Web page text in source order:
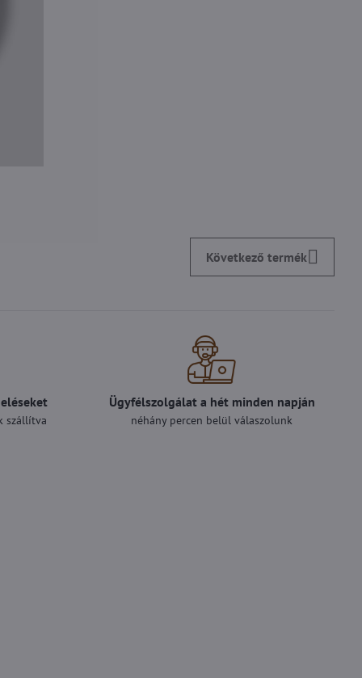
Következő termék
szállítva
Ügyfélszolgálat a hét minden napján
néhány percen belül válaszolunk